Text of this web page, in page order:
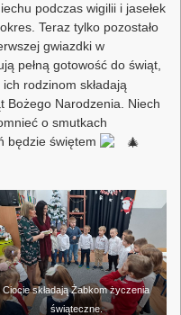
podczas wigilii i jasełek
Teraz tylko pozostało
gwiazdki w
pełną gotowość do świąt,
rodzinom składają
Bożego Narodzenia. Niech
o smutkach
będzie świętem
Ciocie składają Żabkom życzenia
świąteczne.